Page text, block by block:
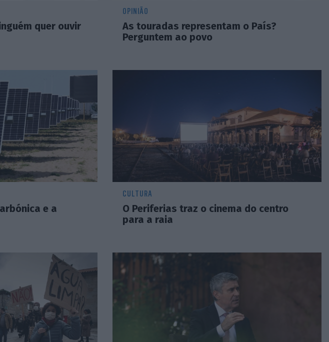
quer ouvir
OPINIÃO
As touradas representam o País?
Perguntem ao povo
e a
CULTURA
O Periferias traz o cinema do centro
para a raia